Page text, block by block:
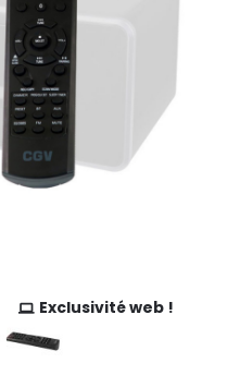
Exclusivité web !